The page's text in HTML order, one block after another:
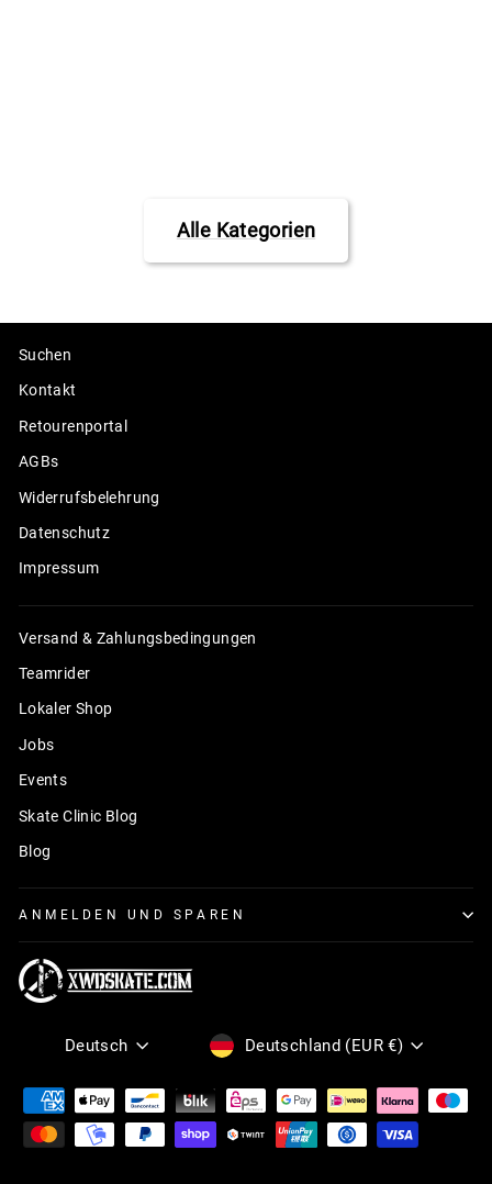
Alle Kategorien
Suchen
Kontakt
Retourenportal
AGBs
Widerrufsbelehrung
Datenschutz
Impressum
Versand & Zahlungsbedingungen
Teamrider
Lokaler Shop
Jobs
Events
Skate Clinic Blog
Blog
ANMELDEN UND SPAREN
Sprache
Deutsch Währung
Deutschland (EUR €)